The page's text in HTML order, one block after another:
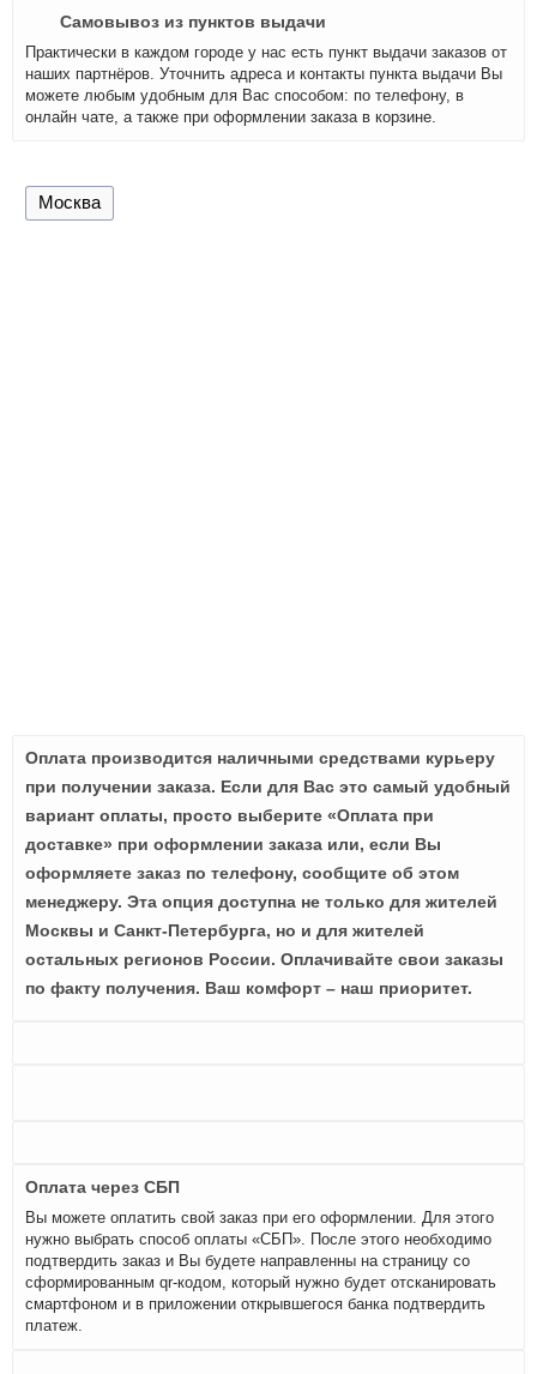
Самовывоз из пунктов выдачи
Практически в каждом городе у нас есть пункт выдачи заказов от
наших партнёров. Уточнить адреса и контакты пункта выдачи Вы
можете любым удобным для Вас способом: по телефону, в
онлайн чате, а также при оформлении заказа в корзине.
Москва
Оплата производится наличными средствами курьеру
при получении заказа. Если для Вас это самый удобный
вариант оплаты, просто выберите «Оплата при
доставке» при оформлении заказа или, если Вы
оформляете заказ по телефону, сообщите об этом
менеджеру. Эта опция доступна не только для жителей
Москвы и Санкт-Петербурга, но и для жителей
остальных регионов России. Оплачивайте свои заказы
по факту получения. Ваш комфорт – наш приоритет.
Оплата через СБП
Вы можете оплатить свой заказ при его оформлении. Для этого
нужно выбрать способ оплаты «СБП». После этого необходимо
подтвердить заказ и Вы будете направленны на страницу со
сформированным qr-кодом, который нужно будет отсканировать
смартфоном и в приложении открывшегося банка подтвердить
платеж.